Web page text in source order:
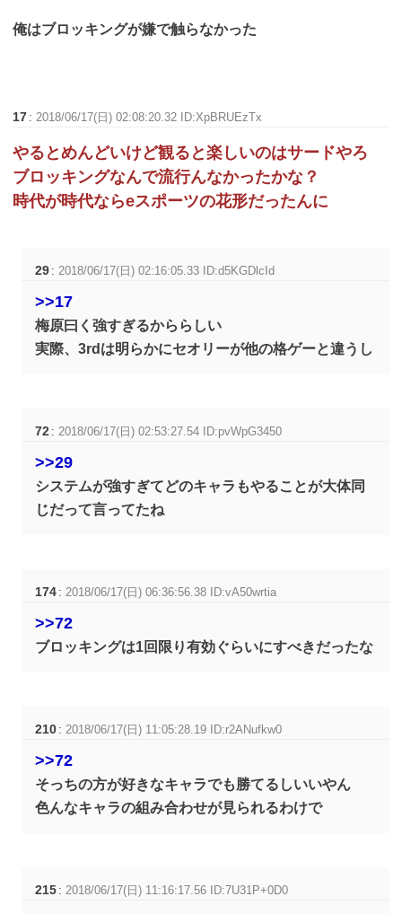
俺はブロッキングが嫌で触らなかった
17 : 2018/06/17(日) 02:08:20.32 ID:XpBRUEzTx
やるとめんどいけど観ると楽しいのはサードやろ
ブロッキングなんで流行んなかったかな？
時代が時代ならeスポーツの花形だったんに
29 : 2018/06/17(日) 02:16:05.33 ID:d5KGDlcId
>>17
梅原曰く強すぎるかららしい
実際、3rdは明らかにセオリーが他の格ゲーと違うし
72 : 2018/06/17(日) 02:53:27.54 ID:pvWpG3450
>>29
システムが強すぎてどのキャラもやることが大体同
じだって言ってたね
174 : 2018/06/17(日) 06:36:56.38 ID:vA50wrtia
>>72
ブロッキングは1回限り有効ぐらいにすべきだったな
210 : 2018/06/17(日) 11:05:28.19 ID:r2ANufkw0
>>72
そっちの方が好きなキャラでも勝てるしいいやん
色んなキャラの組み合わせが見られるわけで
215 : 2018/06/17(日) 11:16:17.56 ID:7U31P+0D0